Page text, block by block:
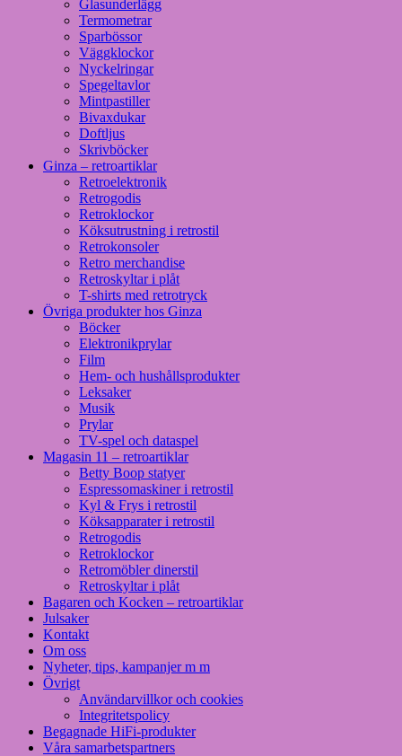
Glasunderlägg
Termometrar
Sparbössor
Väggklockor
Nyckelringar
Spegeltavlor
Mintpastiller
Bivaxdukar
Doftljus
Skrivböcker
Ginza – retroartiklar
Retroelektronik
Retrogodis
Retroklockor
Köksutrustning i retrostil
Retrokonsoler
Retro merchandise
Retroskyltar i plåt
T-shirts med retrotryck
Övriga produkter hos Ginza
Böcker
Elektronikprylar
Film
Hem- och hushållsprodukter
Leksaker
Musik
Prylar
TV-spel och dataspel
Magasin 11 – retroartiklar
Betty Boop statyer
Espressomaskiner i retrostil
Kyl & Frys i retrostil
Köksapparater i retrostil
Retrogodis
Retroklockor
Retromöbler dinerstil
Retroskyltar i plåt
Bagaren och Kocken – retroartiklar
Julsaker
Kontakt
Om oss
Nyheter, tips, kampanjer m m
Övrigt
Användarvillkor och cookies
Integritetspolicy
Begagnade HiFi-produkter
Våra samarbetspartners